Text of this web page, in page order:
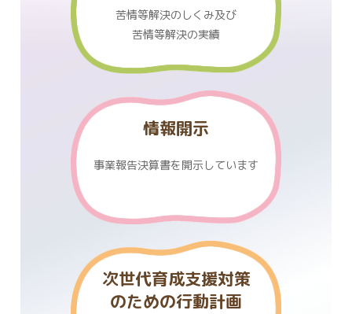
苦情等解決のしくみ及び
苦情等解決の実績
情報開示
事業報告決算書を開示しています
次世代育成支援対策
のための行動計画